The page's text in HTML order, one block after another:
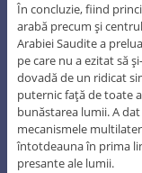
În concluzie, fiind
arabă precum şi
Arabiei Saudite a
pe care nu a ezitat să
dovadă de un ridicat
puternic faţă de toate
bunăstarea lumii. A
mecanismele
întotdeauna în prima
presante ale lumii.